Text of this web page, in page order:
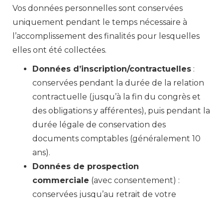
Vos données personnelles sont conservées
uniquement pendant le temps nécessaire à
l’accomplissement des finalités pour lesquelles
elles ont été collectées.
Données d’inscription/contractuelles :
conservées pendant la durée de la relation
contractuelle (jusqu’à la fin du congrès et
des obligations y afférentes), puis pendant la
durée légale de conservation des
documents comptables (généralement 10
ans).
Données de prospection
commerciale (avec consentement) :
conservées jusqu’au retrait de votre